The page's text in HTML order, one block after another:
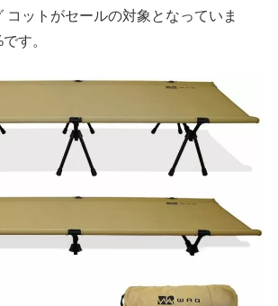
コットがセールの対象となっていま
す。